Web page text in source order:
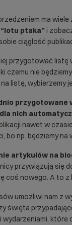
ma wiele
ptaka” i
ciągłość
przygotować listę
czemu nie
listę, wybierzemy
przygotowane
nich
nawet w
bo np. będziemy na
artykułów na
przywiązują się
coś nowego. A to
umożliwi nam z
święta
wydarzeniami,